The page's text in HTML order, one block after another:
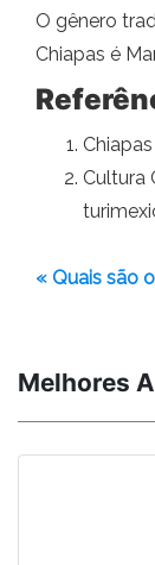
O gênero
Chiapas é
Cultura
« Quais são
Melhores